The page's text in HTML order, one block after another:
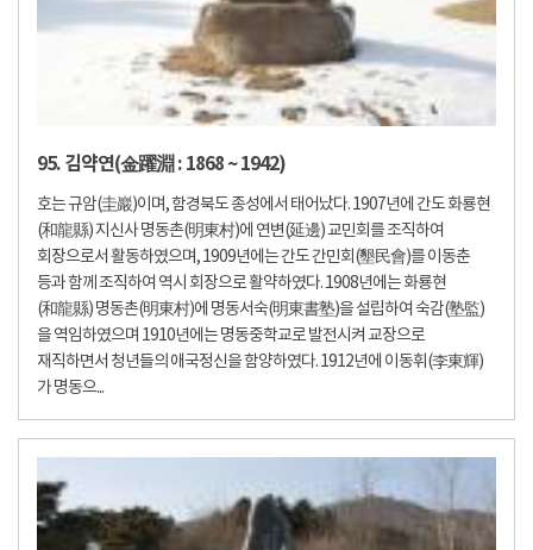
95. 김약연(金躍淵 : 1868 ~ 1942)
호는 규암(圭巖)이며, 함경북도 종성에서 태어났다. 1907년에 간도 화룡현
(和龍縣) 지신사 명동촌(明東村)에 연변(延邊) 교민회를 조직하여
회장으로서 활동하였으며, 1909년에는 간도 간민회(墾民會)를 이동춘
등과 함께 조직하여 역시 회장으로 활약하였다. 1908년에는 화룡현
(和龍縣) 명동촌(明東村)에 명동서숙(明東書塾)을 설립하여 숙감(塾監)
을 역임하였으며 1910년에는 명동중학교로 발전시켜 교장으로
재직하면서 청년들의 애국정신을 함양하였다. 1912년에 이동휘(李東輝)
가 명동으...